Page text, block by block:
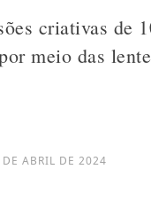
criativas de
meio das
ABRIL DE 2024